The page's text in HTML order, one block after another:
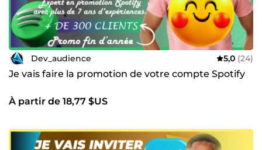
Dev_audience 5,0 (24)
Je vais faire la promotion de votre compte Spotify
À partir de 18,77 $US